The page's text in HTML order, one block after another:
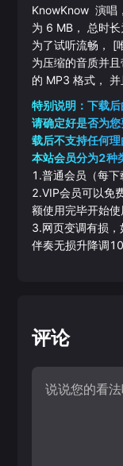
KnowKnow 演唱
为 6 MB， 总时长
为了试听流畅， [
为压缩的音质并
的 MP3 格式， 并
特别说明：下载
请确定好是否为
载后不支持任何理
本站会员分为2
1.普通会员（每下
2.VIP会员可以免
额使用完毕开始使
3.网页变调有损
伴奏无损升降调
评论